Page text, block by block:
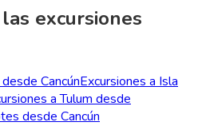
excursiones
CancúnExcursiones a Isla
a Tulum desde
desde Cancún